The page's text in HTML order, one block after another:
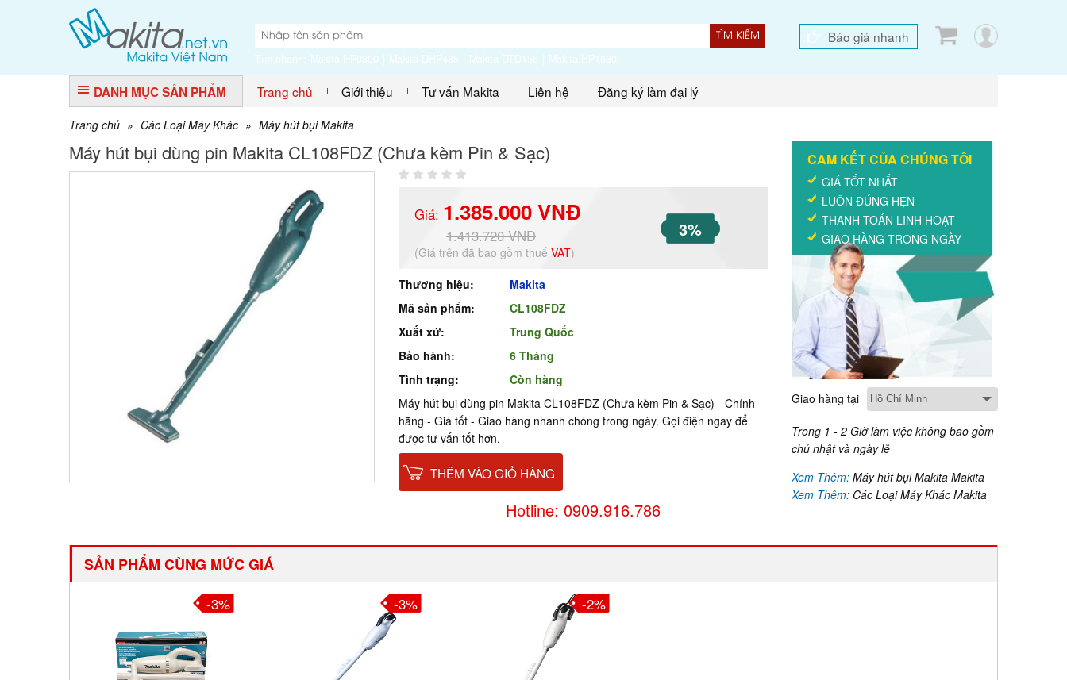
TÌM KIẾM
Tìm nhanh: Makita HP0300 Makita DHP485 Makita DTD156 Makita HP1630
Báo giá nhanh
DANH MỤC SẢN PHẨM Trang chủ Giới thiệu Tư vấn Makita Liên hệ Đăng ký làm đại lý
Trang chủ » Các Loại Máy Khác » Máy hút bụi Makita
Máy hút bụi dùng pin Makita CL108FDZ (Chưa kèm Pin & Sạc)
Giá: 1.385.000 VNĐ
1.413.720 VNĐ 3%
(Giá trên đã bao gồm thuế VAT)
Thương hiệu:
Makita
Mã sản phẩm:
CL108FDZ
Xuất xứ:
Trung Quốc
Bảo hành:
6 Tháng
Tình trạng:
Còn hàng
Máy hút bụi dùng pin Makita CL108FDZ (Chưa kèm Pin & Sạc) - Chính
hãng - Giá tốt - Giao hàng nhanh chóng trong ngày. Gọi điện ngay để
được tư vấn tốt hơn.
THÊM VÀO GIỎ HÀNG
Hotline: 0909.916.786
CAM KẾT CỦA CHÚNG TÔI
GIÁ TỐT NHẤT
LUÔN ĐÚNG HẸN
THANH TOÁN LINH HOẠT
GIAO HÀNG TRONG NGÀY
Giao hàng tại
Trong 1 - 2 Giờ làm việc không bao gồm
chủ nhật và ngày lễ
Xem Thêm: Máy hút bụi Makita Makita
Xem Thêm: Các Loại Máy Khác Makita
SẢN PHẨM CÙNG MỨC GIÁ
-3% -3% -2%